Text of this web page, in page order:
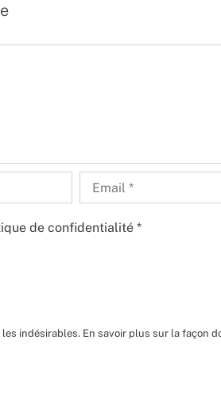
de confidentialité *
indésirables. En savoir plus sur la façon